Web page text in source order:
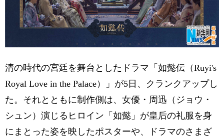
清の時代の宮廷を舞台としたドラマ「如懿伝（Ruyi's
Royal Love in the Palace）」が5日、クランクアップし
た。それとともに制作側は、女優・周迅（ジョウ・
シュン）演じるヒロイン「如懿」が皇后の礼服を身
にまとった姿を映したポスターや、ドラマのさまざ